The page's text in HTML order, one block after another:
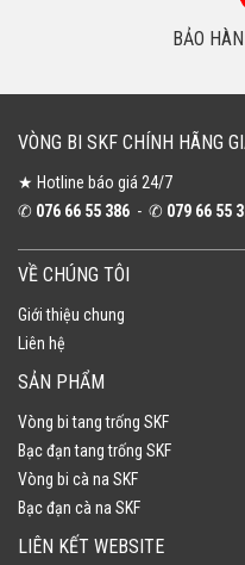
BẢO
VÒNG BI SKF CHÍNH HÃNG
★ Hotline báo giá 24/7
✆ 076 66 55 386 - ✆ 079 66 55
VỀ CHÚNG TÔI
Giới thiệu chung
Liên hệ
SẢN PHẨM
Vòng bi tang trống SKF
Bạc đạn tang trống SKF
Vòng bi cà na SKF
Bạc đạn cà na SKF
LIÊN KẾT WEBSITE